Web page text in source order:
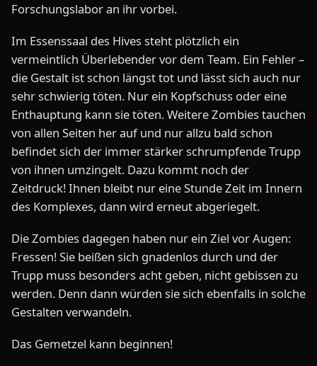
Forschungslabor an ihr vorbei.
Im Essenssaal des Hives steht plötzlich ein
vermeintlich Überlebender vor dem Team. Ein Fehler –
die Gestalt ist schon längst tot und lässt sich auch nur
sehr schwierig töten. Nur ein Kopfschuss oder eine
Enthauptung kann sie töten. Weitere Zombies tauchen
von allen Seiten her auf und nur allzu bald schon
befindet sich der immer stärker schrumpfende Trupp
von ihnen umzingelt. Dazu kommt noch der
Zeitdruck! Ihnen bleibt nur eine Stunde Zeit im Innern
des Komplexes, dann wird erneut abgeriegelt.
Die Zombies dagegen haben nur ein Ziel vor Augen:
Fressen! Sie beißen sich gnadenlos durch und der
Trupp muss besonders acht geben, nicht gebissen zu
werden. Denn dann würden sie sich ebenfalls in solche
Gestalten verwandeln.
Das Gemetzel kann beginnen!